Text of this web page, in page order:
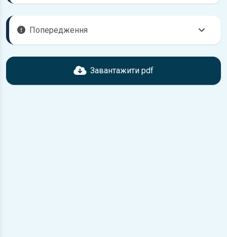
Попередження
Перед завантаженням ознайомтесь з характеристиками
Ford Freda, що надані в книзі. Можливі розбіжності, якщо
Завантажити pdf